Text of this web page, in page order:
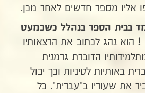
אליו מספר חדשים לאחר מכן.
בבית הספר בנהלל כשכמעט
! הוא נהג לכתוב את הרצאותיו
הדוברת גרמנית
באותיות לטיניות וכך יכול
את שעוריו ב"עברית". כל